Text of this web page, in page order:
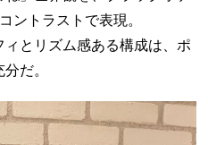
ントラストで表現。
とリズム感ある構成は、ポ
だ。